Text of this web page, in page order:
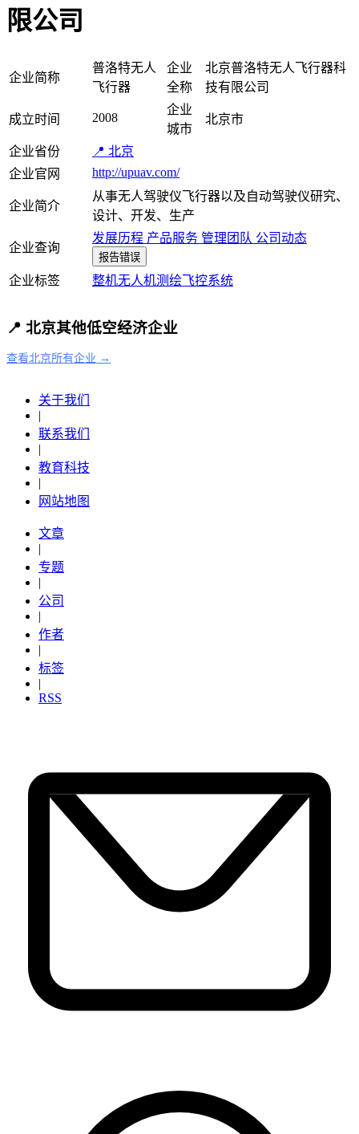
限公司
企业简称
普洛特无人
飞行器
企业
全称
北京普洛特无人飞行器科
技有限公司
成立时间 2008
企业
城市
北京市
企业省份
📍 北京
企业官网
http://upuav.com/
企业简介
从事无人驾驶仪飞行器以及自动驾驶仪研究、
设计、开发、生产
企业查询
发展历程 产品服务 管理团队 公司动态
报告错误
企业标签 整机无人机测绘飞控系统
📍 北京其他低空经济企业
查看北京所有企业 →
关于我们
|
联系我们
|
教育科技
|
网站地图
文章
|
专题
|
公司
|
作者
|
标签
|
RSS